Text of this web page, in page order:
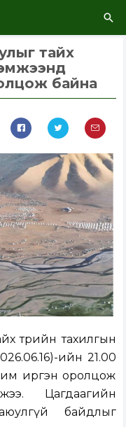
тайх
байна
төрийн тахилгын
ийн 21.00
иргэн оролцож
Цагдаагийн
байдлыг